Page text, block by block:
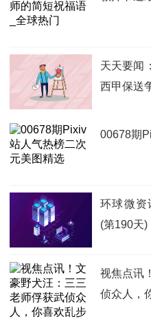
天天要闻
西甲保送
00678期
环球微资
(第190天)
视焦点讯
侦众人，